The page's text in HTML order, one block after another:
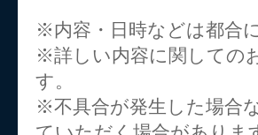
※内容・日時などは都合
※詳しい内容に関しての
す。
※不具合が発生した場合